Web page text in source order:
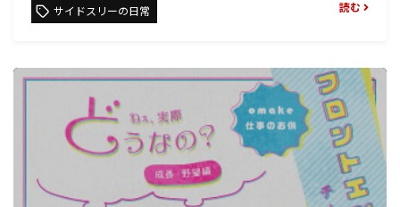
サイドスリーの日常 読む